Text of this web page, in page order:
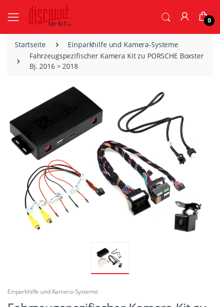
0
Startseite
Einparkhilfe und Kamera-Systeme
Fahrzeugspezifischer Kamera Kit zu PORSCHE Boxster
Bj. 2016 > 2018
Einparkhilfe und Kamera-Systeme